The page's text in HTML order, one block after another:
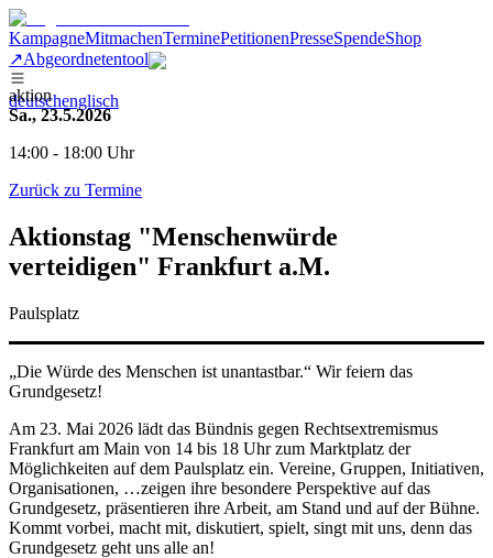
KampagneMitmachenTerminePetitionenPresseSpendeShop
↗Abgeordnetentool
deutschenglisch
aktion
Sa., 23.5.2026
14:00 - 18:00 Uhr
Zurück zu Termine
Aktionstag "Menschenwürde
verteidigen" Frankfurt a.M.
Paulsplatz
„Die Würde des Menschen ist unantastbar.“ Wir feiern das
Grundgesetz!
Am 23. Mai 2026 lädt das Bündnis gegen Rechtsextremismus
Frankfurt am Main von 14 bis 18 Uhr zum Marktplatz der
Möglichkeiten auf dem Paulsplatz ein. Vereine, Gruppen, Initiativen,
Organisationen, …zeigen ihre besondere Perspektive auf das
Grundgesetz, präsentieren ihre Arbeit, am Stand und auf der Bühne.
Kommt vorbei, macht mit, diskutiert, spielt, singt mit uns, denn das
Grundgesetz geht uns alle an!